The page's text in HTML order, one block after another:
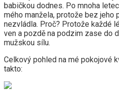
babičkou dodnes. Po mnoha
mého manžela, protože bez jeho
nezvládla. Proč? Protože každé
ven a pozdě na podzim zase do
mužskou sílu.
Celkový pohled na mé pokojové
takto: